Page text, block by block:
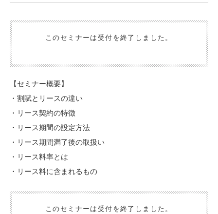
話しします。このセミナーは受付を終了しました。
【セミナー概要】
・割賦とリースの違い
・リース契約の特徴
・リース期間の設定方法
・リース期間満了後の取扱い
・リース料率とは
・リース料に含まれるもの
このセミナーは受付を終了しました。